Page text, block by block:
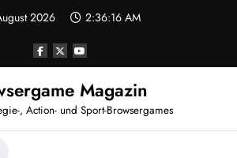
2026 2:36:17 AM
Magazin
, Action- und Sport-Browsergames